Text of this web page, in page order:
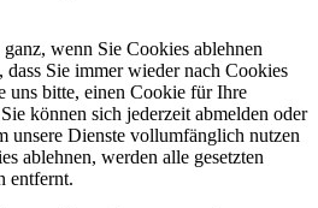
wenn Sie Cookies ablehnen
Sie immer wieder nach Cookies
uns bitte, einen Cookie für Ihre
können sich jederzeit abmelden oder
unsere Dienste vollumfänglich nutzen
ablehnen, werden alle gesetzten
entfernt.